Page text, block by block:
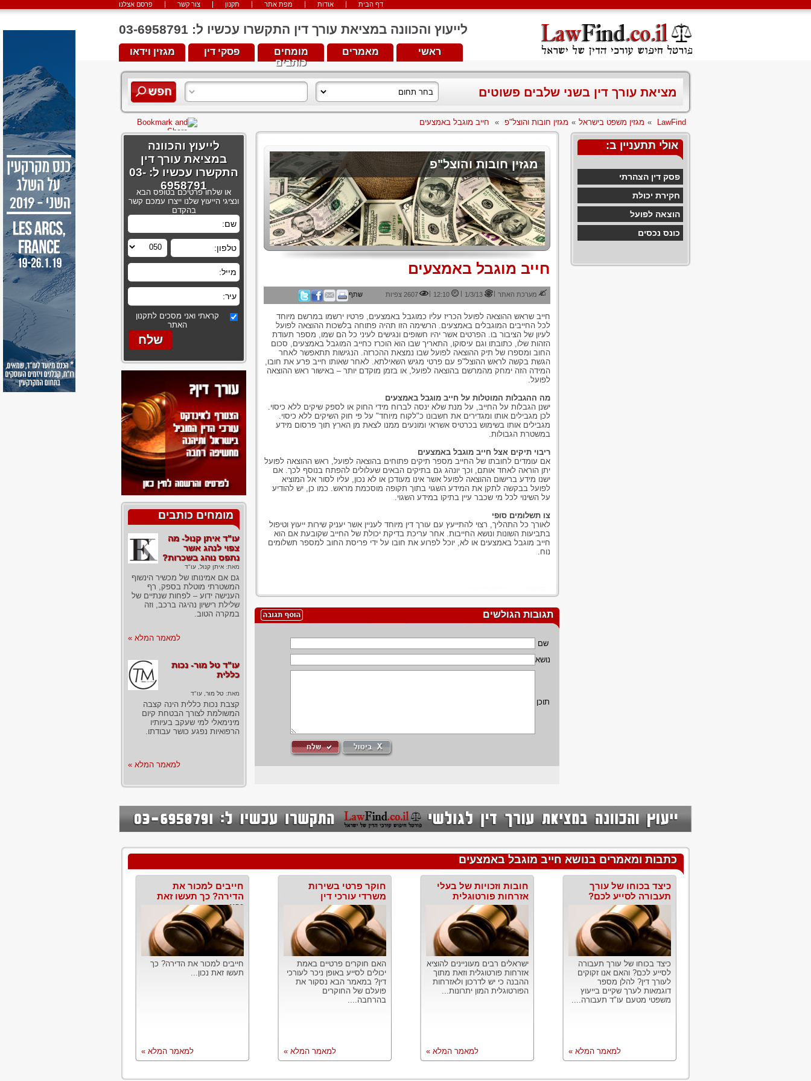
פרסם אצלנו צור קשר תקנון מפת אתר אודות דף הבית
לייעוץ והכוונה במציאת עורך דין התקשרו עכשיו ל: 03-6958791
מגזין וידאו פסקי דין
מומחים
כותבים
מאמרים ראשי
מציאת עורך דין בשני שלבים פשוטים
LawFind
» מגזין משפט בישראל » מגזין חובות והוצל"פ » חייב מוגבל באמצעים
אולי תתעניין ב:
פסק דין הצהרתי
חקירת יכולת
הוצאה לפועל
כונס נכסים
מגזין חובות והוצל"פ
חייב מוגבל באמצעים
מערכת האתר |
1/3/13
|
12:10
| 2607 צפיות שתף
חייב שראש ההוצאה לפועל הכריז עליו כמוגבל באמצעים, פרטיו ירשמו במרשם מיוחד
לכל החייבים המוגבלים באמצעים. הרשימה הזו תהיה פתוחה בלשכות ההוצאה לפועל
לעיון של הציבור בו. הפרטים אשר יהיו חשופים ונגישים לעיני כל הם שמו, מספר תעודת
הזהות שלו, כתובתו וגם עיסוקו, התאריך שבו הוא הוכרז כחייב המוגבל באמצעים, סכום
החוב ומספרו של תיק ההוצאה לפועל שבו נמצאת ההכרזה. הנגישות תתאפשר לאחר
הגשת בקשה לראש ההוצל"פ עם פרטי מגיש השאילתא. לאחר שאותו חייב פרע את חובו,
המידה הזה ימחק מהמרשם בהוצאה לפועל, או בזמן מוקדם יותר – באישור ראש ההוצאה
לפועל.
מה ההגבלות המוטלות על חייב מוגבל באמצעים
ישנן הגבלות על החייב, על מנת שלא ינסה לברוח מידי החוק או לספק שיקים ללא כיסוי.
לכן מגבילים אותו ומגדירים את חשבונו כ"לקוח מיוחד" על פי חוק השיקים ללא כיסוי.
מגבילים אותו בשימוש בכרטיס אשראי ומונעים ממנו לצאת מן הארץ תוך פרסום מידע
במשטרת הגבולות.
ריבוי תיקים אצל חייב מוגבל באמצעים
אם עומדים לחובתו של החייב מספר תיקים פתוחים בהוצאה לפועל, ראש ההוצאה לפועל
יתן הוראה לאחד אותם, וכך יונהג גם בתיקים הבאים שעלולים להפתח בנוסף לכך. אם
ישנו מידע ברישום ההוצאה לפועל אשר אינו מעודכן או לא נכון, עליו לסור אל המוציא
לפועל בבקשה לתקן את המידע השגוי בתוך תקופה מוסכמת מראש. כמו כן, יש להודיע
על השינוי לכל מי שכבר עיין בתיקו במידע השגוי.
צו תשלומים סופי
לאורך כל התהליך, רצוי להתייעץ עם עורך דין מיוחד לעניין אשר יעניק שירות ייעוץ וטיפול
בתביעות השונות ונושא החייבות. אחר עריכת בדיקת יכולת של החייב שקובעת אם הוא
חייב מוגבל באמצעים או לא, יוכל לפרוע את חובו על ידי פריסת החוב למספר תשלומים
נוח.
תגובות הגולשים
שם
נושא
תוכן
לייעוץ והכוונה
במציאת עורך דין
התקשרו עכשיו ל: 03-
6958791
או שלחו פרטיכם בטופס הבא
ונציגי הייעוץ שלנו ייצרו עמכם קשר
בהקדם
קראתי ואני מסכים לתקנון
האתר
מומחים כותבים
עו"ד איתן קנול- מה
צפוי לנהג אשר
נתפס נוהג בשכרות?
מאת: איתן קנול, עו"ד
גם אם אמינותו של מכשיר הינשוף
המשטרתי מוטלת בספק, רף
הענישה ידוע – לפחות שנתיים של
שלילת רישיון נהיגה ברכב, וזה
במקרה הטוב.
למאמר המלא »
עו"ד טל מור- נכות
כללית
מאת: טל מור, עו"ד
קצבת נכות כללית הינה קצבה
המשולמת לצורך הבטחת קיום
מינימאלי למי שעקב בעיותיו
הרפואיות נפגע כושר עבודתו.
למאמר המלא »
כתבות ומאמרים בנושא חייב מוגבל באמצעים
כיצד בכוחו של עורך
תעבורה לסייע לכם?
כיצד בכוחו של עורך תעבורה
לסייע לכם? והאם אנו זקוקים
לעורך דין? להלן מספר
דוגמאות לערך שקיים בייעוץ
משפטי מטעם עו"ד תעבורה....
למאמר המלא »
חובות וזכויות של בעלי
אזרחות פורטוגלית
ישראלים רבים מעוניינים להוציא
אזרחות פורטוגלית וזאת מתוך
ההבנה כי יש לדרכון ולאזרחות
הפורטוגלית המון יתרונות...
למאמר המלא »
חוקר פרטי בשירות
משרדי עורכי דין
האם חוקרים פרטיים באמת
יכולים לסייע באופן ניכר לעורכי
דין? במאמר הבא נסקור את
פועלם של החוקרים
בהרחבה....
למאמר המלא »
חייבים למכור את
הדירה? כך תעשו זאת
נכון
חייבים למכור את הדירה? כך
תעשו זאת נכון...
למאמר המלא »